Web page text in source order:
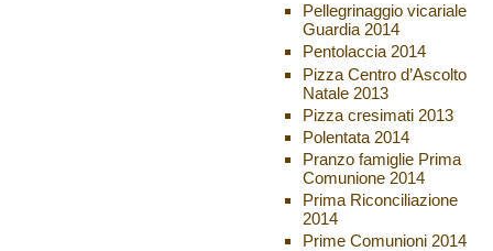
Pellegrinaggio vicariale
Guardia 2014
Pentolaccia 2014
Pizza Centro d’Ascolto
Natale 2013
Pizza cresimati 2013
Polentata 2014
Pranzo famiglie Prima
Comunione 2014
Prima Riconciliazione
2014
Prime Comunioni 2014